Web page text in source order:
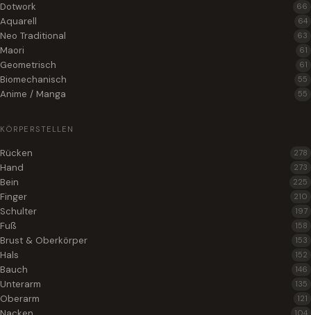
Dotwork 66
Aquarell 64
Neo Traditional 63
Maori 61
Geometrisch 61
Biomechanisch 55
Anime / Manga 55
KÖRPERSTELLEN
Rücken 278
Hand 273
Bein 225
Finger 210
Schulter 197
Fuß 158
Brust & Oberkörper 153
Hals 152
Bauch 146
Unterarm 135
Oberarm 121
104